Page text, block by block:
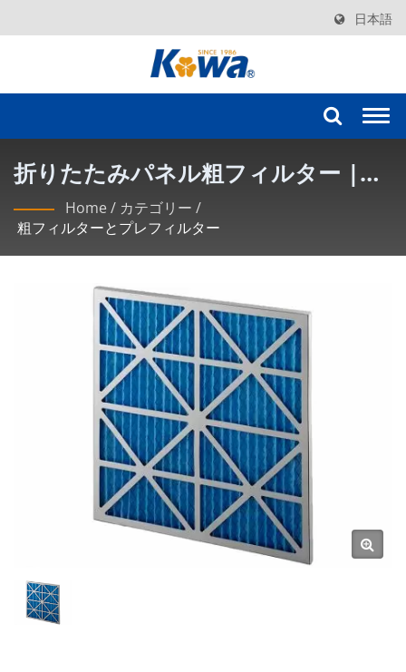
日本語
折りたたみパネル粗フィルター |
KOWA 最先端のクリーンルームフィ
ルターソリューション
Home/ カテゴリー /
粗フィルターとプレフィルター